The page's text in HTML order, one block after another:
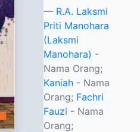
R.A. Laksmi
Priti Manohara
(Laksmi
Manohara) -
Nama Orang;
Kaniah - Nama
Orang; Fachri
Fauzi - Nama
Orang;